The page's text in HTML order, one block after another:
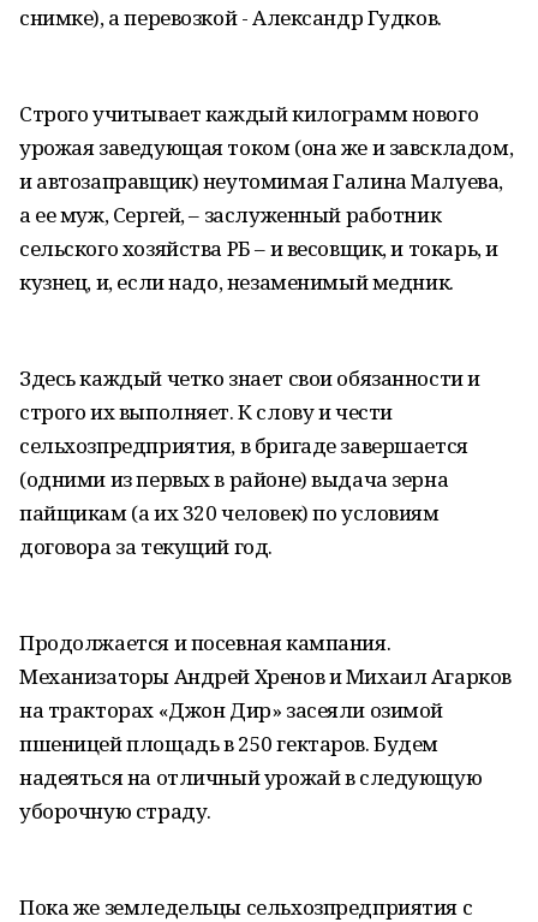
снимке), а перевозкой - Александр Гудков.
Строго учитывает каждый килограмм нового
урожая заведующая током (она же и завскладом,
и автозаправщик) неутомимая Галина Малуева,
а ее муж, Сергей, – заслуженный работник
сельского хозяйства РБ – и весовщик, и токарь, и
кузнец, и, если надо, незаменимый медник.
Здесь каждый четко знает свои обязанности и
строго их выполняет. К слову и чести
сельхозпредприятия, в бригаде завершается
(одними из первых в районе) выдача зерна
пайщикам (а их 320 человек) по условиям
договора за текущий год.
Продолжается и посевная кампания.
Механизаторы Андрей Хренов и Михаил Агарков
на тракторах «Джон Дир» засеяли озимой
пшеницей площадь в 250 гектаров. Будем
надеяться на отличный урожай в следующую
уборочную страду.
Пока же земледельцы сельхозпредприятия с